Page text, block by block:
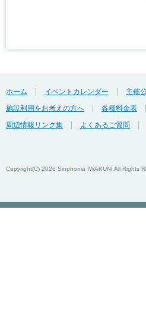
ホーム イベントカレンダー 主催
施設利用をお考えの方へ
各種料金表
周辺情報リンク集
よくあるご質問
Copyright(C) 2026 Sinphonia IWAKUNI All Rights